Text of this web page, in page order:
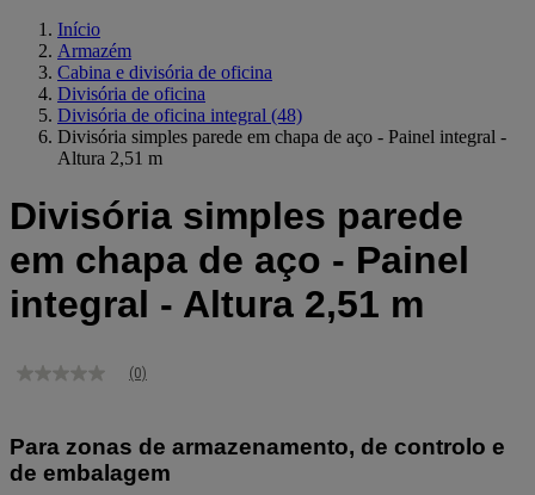
Início
Armazém
Cabina e divisória de oficina
Divisória de oficina
Divisória de oficina integral (48)
Divisória simples parede em chapa de aço - Painel integral -
Altura 2,51 m
Divisória simples parede
em chapa de aço - Painel
integral - Altura 2,51 m
Sem
classificação
Link
para
(0)
Para zonas de armazenamento, de controlo e
de embalagem